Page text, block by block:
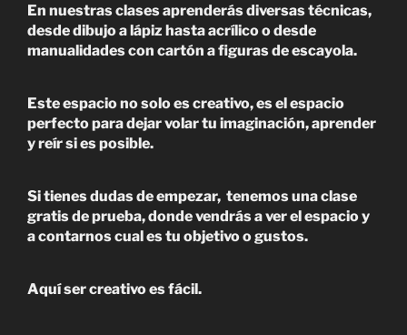
En nuestras clases aprenderás diversas técnicas,
desde dibujo a lápiz hasta acrílico o desde
manualidades con cartón a figuras de escayola.
Este espacio no solo es creativo, es el espacio
perfecto para dejar volar tu imaginación, aprender
y reír si es posible.
Si tienes dudas de empezar, tenemos una clase
gratis de prueba, donde vendrás a ver el espacio y
a contarnos cual es tu objetivo o gustos.
Aquí ser creativo es fácil.